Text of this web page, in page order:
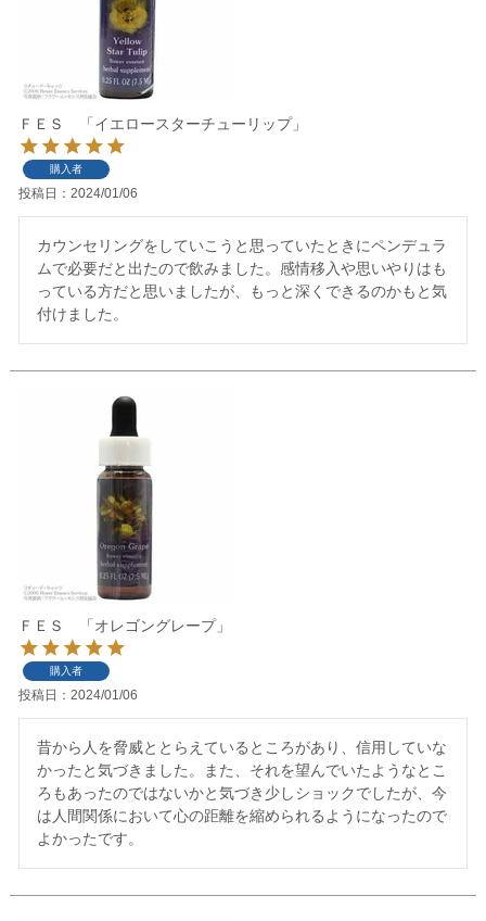
ＦＥＳ 「イエロースターチューリップ」
購入者
投稿日 2024/01/06
カウンセリングをしていこうと思っていたときにペンデュラ
ムで必要だと出たので飲みました。感情移入や思いやりはも
っている方だと思いましたが、もっと深くできるのかもと気
付けました。
ＦＥＳ 「オレゴングレープ」
購入者
投稿日 2024/01/06
昔から人を脅威ととらえているところがあり、信用していな
かったと気づきました。また、それを望んでいたようなとこ
ろもあったのではないかと気づき少しショックでしたが、今
は人間関係において心の距離を縮められるようになったので
よかったです。